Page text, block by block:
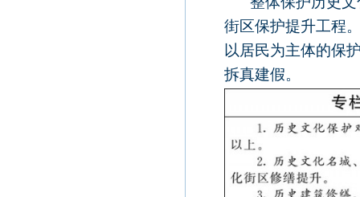
街区保护提升工程
以居民为主体的保
拆真建假。